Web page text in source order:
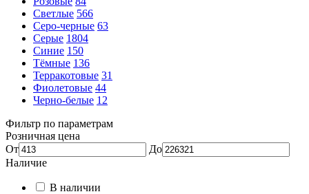
Светлые 566
Серо-черные 63
Серые 1804
Синие 150
Тёмные 136
Терракотовые 31
Фиолетовые 44
Черно-белые 12
Фильтр по параметрам
Розничная цена
От
До
Наличие
В наличии